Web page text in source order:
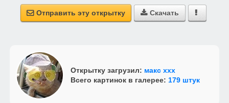
 Отправить эту открытку  Скачать 
Открытку загрузил: макс ххх
Всего картинок в галерее: 179 штук